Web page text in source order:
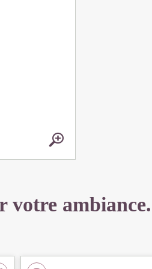
votre